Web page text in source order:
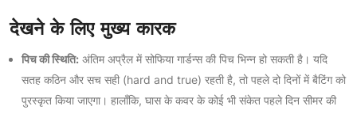
देखने के लिए मुख्य कारक
पिच की स्थिति: अंतिम अप्रैल में सोफिया गार्डन्स की पिच भिन्न हो सकती है। यदि
सतह कठिन और सच सही (hard and true) रहती है, तो पहले दो दिनों में बैटिंग को
पुरस्कृत किया जाएगा। हालाँकि, घास के कवर के कोई भी संकेत पहले दिन सीमर की